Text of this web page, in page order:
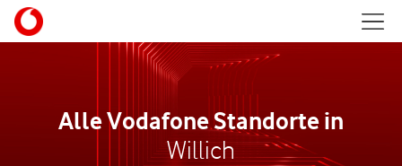
Skip to content
Alle Vodafone Standorte in
Willich